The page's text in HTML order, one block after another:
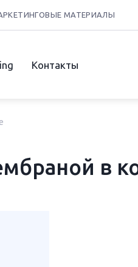
МАТЕРИАЛЫ
Контакты
в